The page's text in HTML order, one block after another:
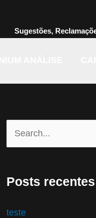
Sugestões,
u
Posts recentes
teste